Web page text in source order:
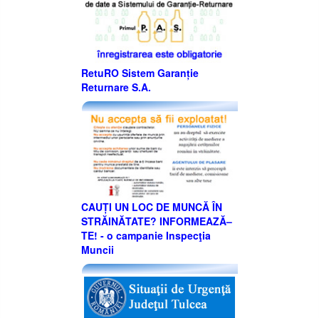
RetuRO Sistem Garanție
Returnare S.A.
CAUȚI UN LOC DE MUNCĂ ÎN
STRĂINĂTATE? INFORMEAZĂ–
TE! - o campanie Inspecţia
Muncii